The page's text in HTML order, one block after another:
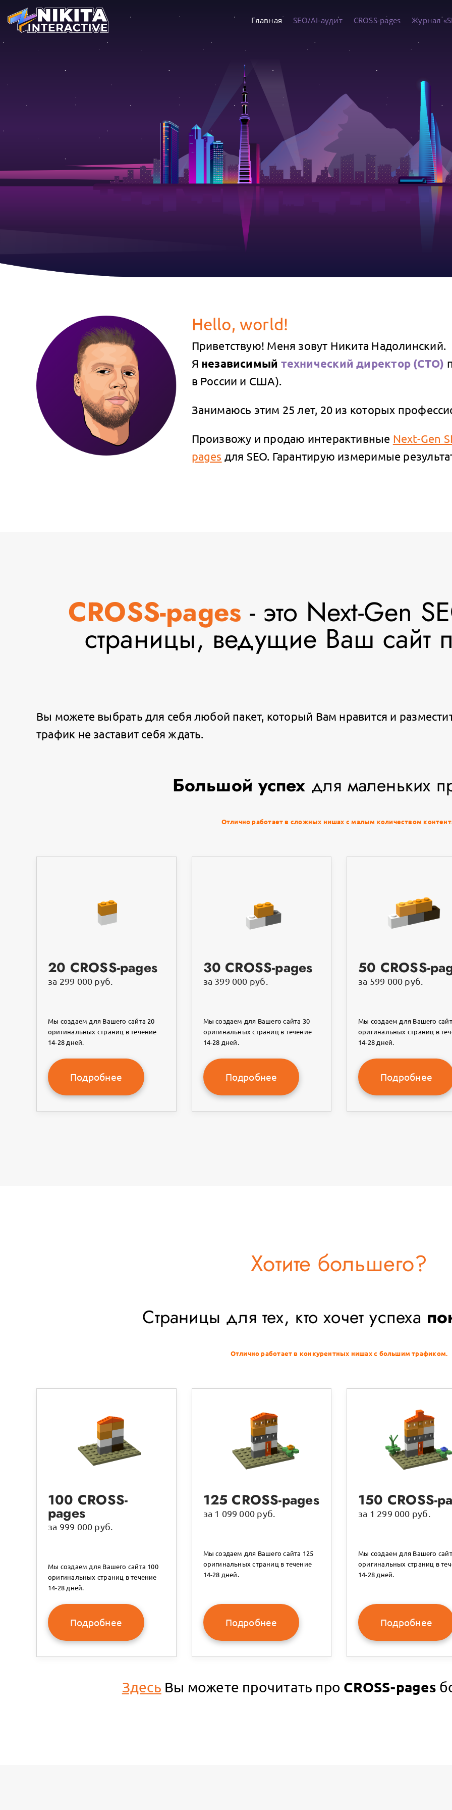
Главная SEO/AI-аудит CROSS-pages Журнал
Hello, world!
Приветствую! Меня зовут Никита Надолинский.
Я независимый технический директор (CTO)
в России и США).
Занимаюсь этим 25 лет, 20 из которых
Произвожу и продаю интерактивные Next-Gen
pages для SEO. Гарантирую измеримые
CROSS-pages - это Next-Gen
страницы, ведущие Ваш сайт
Вы можете выбрать для себя любой пакет, который Вам нравится и
трафик не заставит себя ждать.
Большой успех для маленьких
Отлично работает в сложных нишах с малым количеством
20 CROSS-pages
за 299 000 руб.
Мы создаем для Вашего сайта 20
оригинальных страниц в течение
14-28 дней.
Подробнее
30 CROSS-pages
за 399 000 руб.
Мы создаем для Вашего сайта 30
оригинальных страниц в течение
14-28 дней.
Подробнее
50 CROSS-
за 599 000 руб.
Мы создаем для Вашего
оригинальных страниц в
14-28 дней.
Подробнее
Хотите большего?
Страницы для тех, кто xочет yспеха
Отлично работает в конкурентных нишах с большим трафиком.
100 CROSS-
pages
за 999 000 руб.
Мы создаем для Вашего сайта 100
оригинальных страниц в течение
14-28 дней.
Подробнее
125 CROSS-pages
за 1 099 000 руб.
Мы создаем для Вашего сайта 125
оригинальных страниц в течение
14-28 дней.
Подробнее
150 CROSS-
за 1 299 000 руб.
Мы создаем для Вашего
оригинальных страниц в
14-28 дней.
Подробнее
Здесь Вы можете прочитать про CROSS-pages